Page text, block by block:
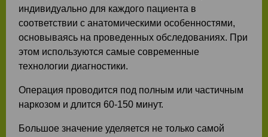
индивидуально для каждого пациента в
соответствии с анатомическими особенностями,
основываясь на проведенных обследованиях. При
этом используются самые современные
технологии диагностики.
Операция проводится под полным или частичным
наркозом и длится 60-150 минут.
Большое значение уделяется не только самой